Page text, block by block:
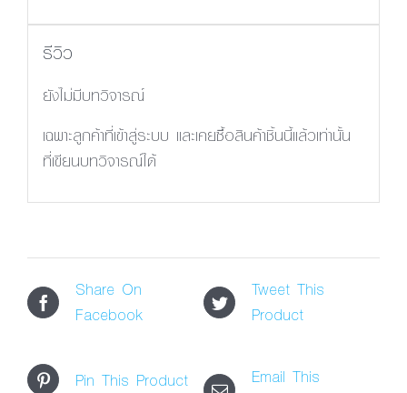
รีวิว
ยังไม่มีบทวิจารณ์
เฉพาะลูกค้าที่เข้าสู่ระบบ และเคยซื้อสินค้าชิ้นนี้แล้วเท่านั้น
ที่เขียนบทวิจารณ์ได้
Share On
Facebook
Tweet This
Product
Pin This Product
Email This